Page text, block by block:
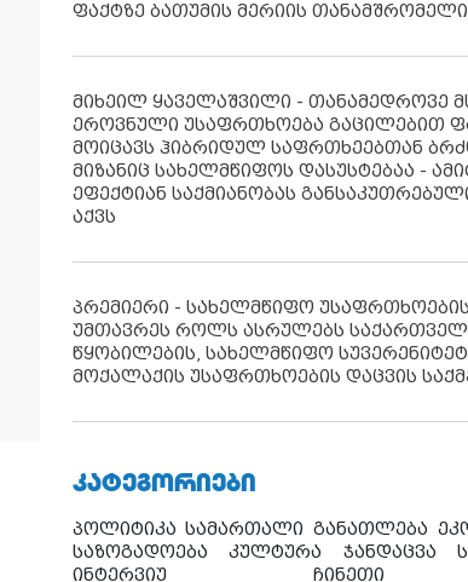
ფაქტზე ბათუმის მერიის თანამშრომელი
მიხეილ ყაველაშვილი - თანამედროვე
ეროვნული უსაფრთხოება გაცილებით
მოიცავს ჰიბრიდულ საფრთხეებთან
მიზანიც სახელმწიფოს დასუსტებაა -
ეფექტიან საქმიანობას
აქვს
პრემიერი - სახელმწიფო უსაფრთხოების
უმთავრეს როლს ასრულებს
წყობილების, სახელმწიფო
მოქალაქის უსაფრთხოების დაცვის
ᲙᲐᲢᲔᲒᲝᲠᲘᲔᲑᲘ
პოლიტიკა სამართალი განათლება
საზოგადოება
კულტურა ჯანდაცვა
ინტერვიუ
ჩინეთი